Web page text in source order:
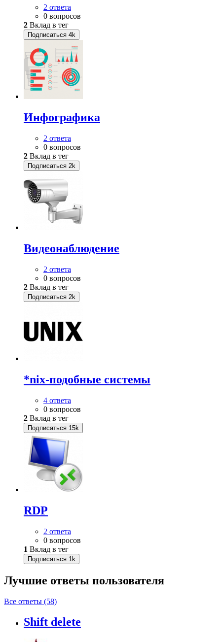
2 ответа
0 вопросов
2 Вклад в тег
Подписаться 4k
Инфографика
2 ответа
0 вопросов
2 Вклад в тег
Подписаться 2k
Видеонаблюдение
2 ответа
0 вопросов
2 Вклад в тег
Подписаться 2k
*nix-подобные системы
4 ответа
0 вопросов
2 Вклад в тег
Подписаться 15k
RDP
2 ответа
0 вопросов
1 Вклад в тег
Подписаться 1k
Лучшие ответы пользователя
Все ответы (58)
Shift delete